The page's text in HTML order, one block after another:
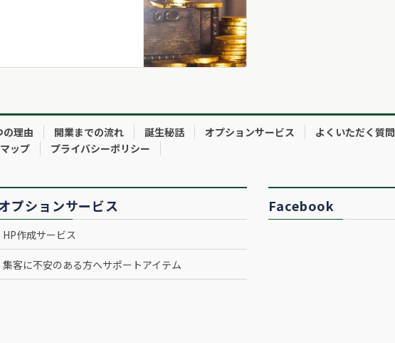
の理由 開業までの流れ 誕生秘話 オプションサービス よくいただく質問
ップ プライバシーポリシー
プションサービス
HP作成サービス
集客に不安のある方へサポートアイテム
Facebook